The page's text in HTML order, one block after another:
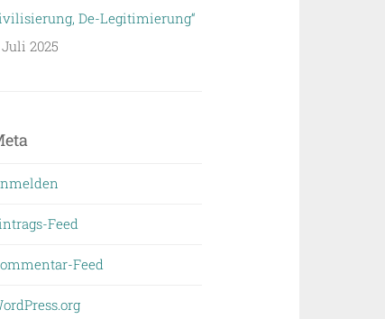
De-Legitimierung“
Juli 2025
Feed
Feed